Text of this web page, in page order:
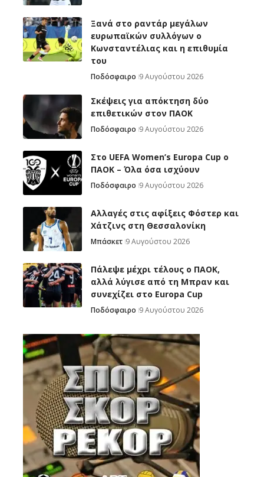
Ξανά στο ραντάρ μεγάλων
ευρωπαϊκών συλλόγων ο
Κωνσταντέλιας και η επιθυμία
του
Ποδόσφαιρο 9 Αυγούστου 2026
Σκέψεις για απόκτηση δύο
επιθετικών στον ΠΑΟΚ
Ποδόσφαιρο 9 Αυγούστου 2026
Στο UEFA Women’s Europa Cup ο
ΠΑΟΚ – Όλα όσα ισχύουν
Ποδόσφαιρο 9 Αυγούστου 2026
Αλλαγές στις αφίξεις Φόστερ και
Χάτζινς στη Θεσσαλονίκη
Μπάσκετ 9 Αυγούστου 2026
Πάλεψε μέχρι τέλους ο ΠΑΟΚ,
αλλά λύγισε από τη Μπραν και
συνεχίζει στο Europa Cup
Ποδόσφαιρο 9 Αυγούστου 2026